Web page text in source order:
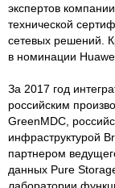
экспертов
технической
сетевых решений.
в номинации
За 2017 год
российским
GreenMDC,
инфраструктурой
партнером
данных Pure
лаборатории